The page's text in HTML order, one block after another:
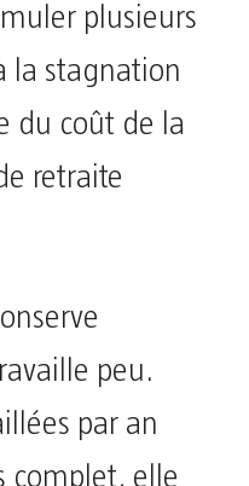
plusieurs
la stagnation
du coût de la
retraite
peu.
par an
complet, elle